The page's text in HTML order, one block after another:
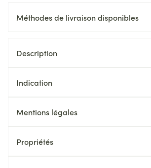
Méthodes de livraison disponibles
Description
Indication
Mentions légales
Propriétés